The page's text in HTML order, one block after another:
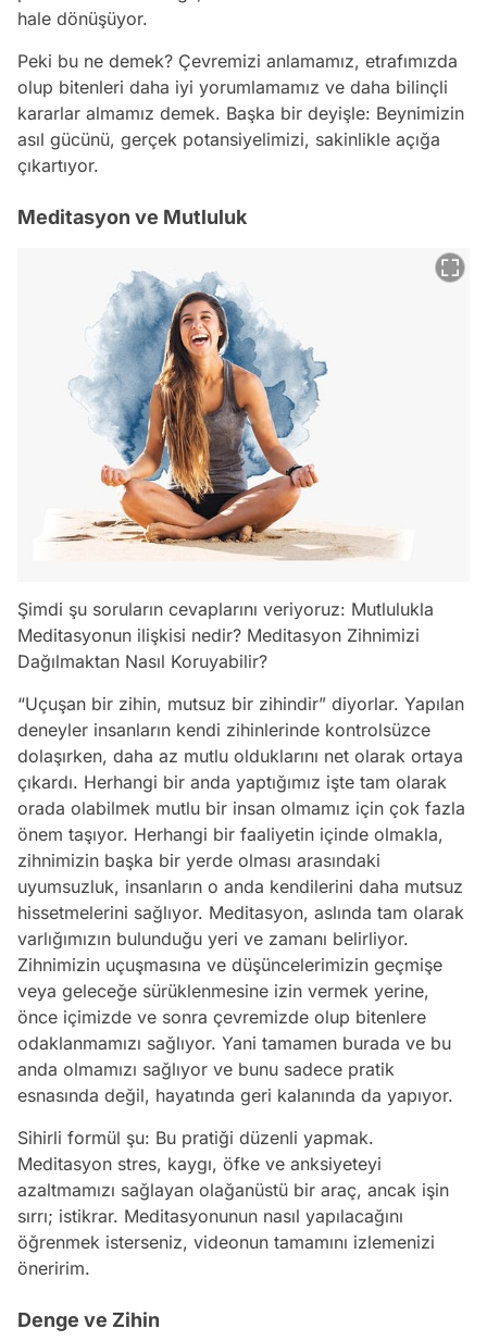
hale dönüşüyor.
Peki bu ne demek? Çevremizi anlamamız, etrafımızda
olup bitenleri daha iyi yorumlamamız ve daha bilinçli
kararlar almamız demek. Başka bir deyişle: Beynimizin
asıl gücünü, gerçek potansiyelimizi, sakinlikle açığa
çıkartıyor.
Meditasyon ve Mutluluk
Şimdi şu soruların cevaplarını veriyoruz: Mutlulukla
Meditasyonun ilişkisi nedir? Meditasyon Zihnimizi
Dağılmaktan Nasıl Koruyabilir?
“Uçuşan bir zihin, mutsuz bir zihindir” diyorlar. Yapılan
deneyler insanların kendi zihinlerinde kontrolsüzce
dolaşırken, daha az mutlu olduklarını net olarak ortaya
çıkardı. Herhangi bir anda yaptığımız işte tam olarak
orada olabilmek mutlu bir insan olmamız için çok fazla
önem taşıyor. Herhangi bir faaliyetin içinde olmakla,
zihnimizin başka bir yerde olması arasındaki
uyumsuzluk, insanların o anda kendilerini daha mutsuz
hissetmelerini sağlıyor. Meditasyon, aslında tam olarak
varlığımızın bulunduğu yeri ve zamanı belirliyor.
Zihnimizin uçuşmasına ve düşüncelerimizin geçmişe
veya geleceğe sürüklenmesine izin vermek yerine,
önce içimizde ve sonra çevremizde olup bitenlere
odaklanmamızı sağlıyor. Yani tamamen burada ve bu
anda olmamızı sağlıyor ve bunu sadece pratik
esnasında değil, hayatında geri kalanında da yapıyor.
Sihirli formül şu: Bu pratiği düzenli yapmak.
Meditasyon stres, kaygı, öfke ve anksiyeteyi
azaltmamızı sağlayan olağanüstü bir araç, ancak işin
sırrı; istikrar. Meditasyonunun nasıl yapılacağını
öğrenmek isterseniz, videonun tamamını izlemenizi
öneririm.
Denge ve Zihin